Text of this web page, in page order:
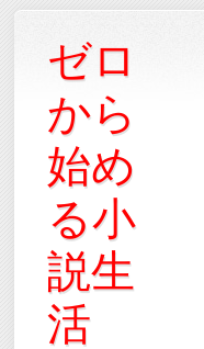
ゼロ
から
始め
る小
説生
活